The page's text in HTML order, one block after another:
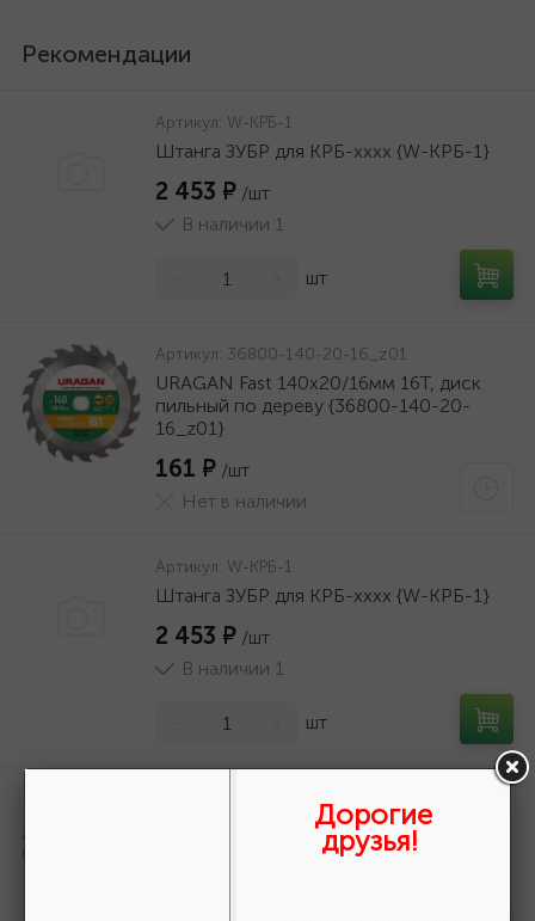
Рекомендации
Артикул: W-КРБ-1
Штанга ЗУБР для КРБ-хххх {W-КРБ-1}
2 453 ₽ /шт
В наличии 1
шт
Артикул: 36800-140-20-16_z01
URAGAN Fast 140x20/16мм 16Т, диск
пильный по дереву {36800-140-20-
16_z01}
161 ₽ /шт
Нет в наличии
Артикул: W-КРБ-1
Штанга ЗУБР для КРБ-хххх {W-КРБ-1}
2 453 ₽ /шт
В наличии 1
шт
URAGAN Fast 140x20/16мм 16Т, диск
пильный по дереву {36800-140-20-
Дорогие
друзья!